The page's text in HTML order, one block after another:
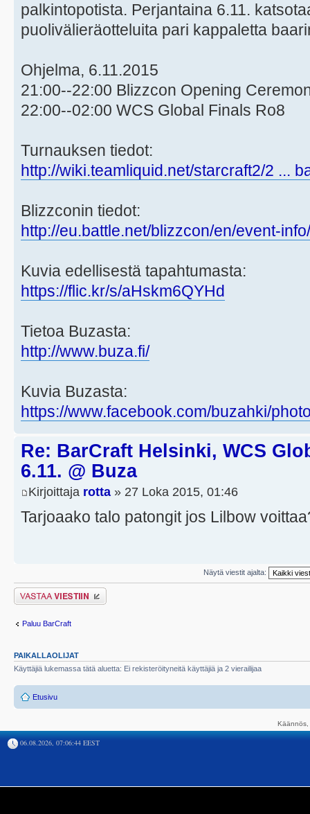
palkintopotista. Perjantaina 6.11.
puolivälieräotteluita pari kappaletta
Ohjelma, 6.11.2015
21:00--22:00 Blizzcon Opening
22:00--02:00 WCS Global Finals Ro8
Turnauksen tiedot:
http://wiki.teamliquid.net/starcraft2/2 ...
Blizzconin tiedot:
http://eu.battle.net/blizzcon/en/event-info/
Kuvia edellisestä tapahtumasta:
https://flic.kr/s/aHskm6QYHd
Tietoa Buzasta:
http://www.buza.fi/
Kuvia Buzasta:
https://www.facebook.com/buzahki/
Re: BarCraft Helsinki, WCS
6.11. @ Buza
Kirjoittaja rotta » 27 Loka 2015, 01:46
Tarjoaako talo patongit jos Lilbow
Näytä viestit ajalta:
Lähetä vastaus
Paluu BarCraft
PAIKALLAOLIJAT
Käyttäjiä lukemassa tätä aluetta: Ei rekisteröityneitä käyttäjiä ja 2 vierailijaa
Etusivu
06.08.2026, 07:06:44 EEST